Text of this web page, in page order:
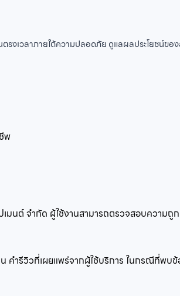
วลาภายใต้ความปลอดภัย ดูแลผลประโยชน์ของ
พ
นต์ จำกัด ผู้ใช้งานสามารถตรวจสอบความถู
คำรีวิวที่เผยแพร่จากผู้ใช้บริการ ในกรณีที่พ